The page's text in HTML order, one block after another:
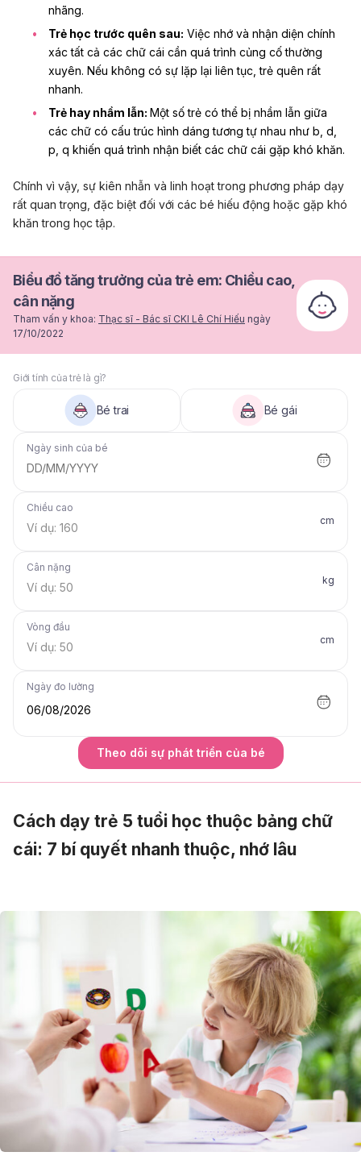
nhãng.
Trẻ học trước quên sau: Việc nhớ và nhận diện chính
xác tất cả các chữ cái cần quá trình củng cố thường
xuyên. Nếu không có sự lặp lại liên tục, trẻ quên rất
nhanh.
Trẻ hay nhầm lẫn: Một số trẻ có thể bị nhầm lẫn giữa
các chữ có cấu trúc hình dáng tương tự nhau như b, d,
p, q khiến quá trình nhận biết các chữ cái gặp khó khăn.
Chính vì vậy, sự kiên nhẫn và linh hoạt trong phương pháp dạy
rất quan trọng, đặc biệt đối với các bé hiếu động hoặc gặp khó
khăn trong học tập.
Biểu đồ tăng trưởng của trẻ em: Chiều cao,
cân nặng
Tham vấn y khoa: Thạc sĩ - Bác sĩ CKI Lê Chí Hiếu ngày
17/10/2022
Giới tính của trẻ là gì?
Bé trai Bé gái
Ngày sinh của bé
DD/MM/YYYY
Chiều cao
cm
Cân nặng
kg
Vòng đầu
cm
Ngày đo lường
06/08/2026
Theo dõi sự phát triển của bé
Cách dạy trẻ 5 tuổi học thuộc bảng chữ
cái: 7 bí quyết nhanh thuộc, nhớ lâu